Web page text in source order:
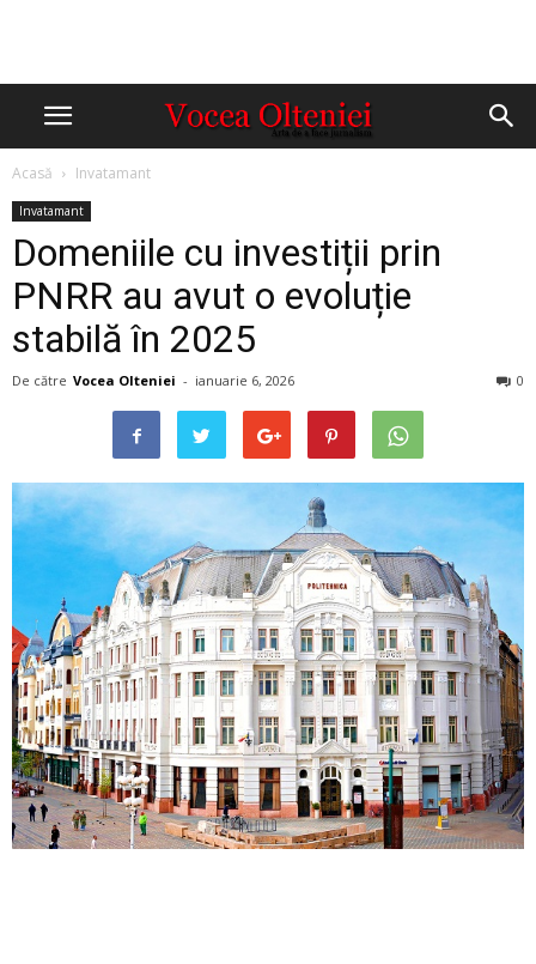
Acasă Invatamant
Invatamant
Domeniile cu investiții prin
PNRR au avut o evoluție
stabilă în 2025
De către Vocea Olteniei - ianuarie 6, 2026 0